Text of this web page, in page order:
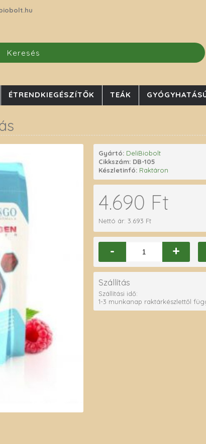
ÉTRENDKIEGÉSZÍTŐK TEÁK
Gyártó: DeliBiobolt
Cikkszám: DB-105
Készletinfó: Raktáron
4.690 Ft
Nettó ár: 3.693 Ft
- +
Szállítás
Szállítási idő:
1-3 munkanap raktárkészlettől